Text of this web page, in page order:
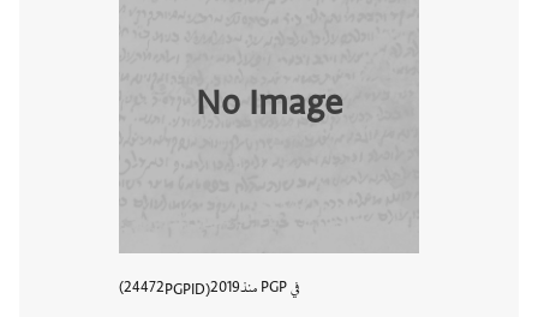
No Image
في PGP منذ 2019
PGPID
24472